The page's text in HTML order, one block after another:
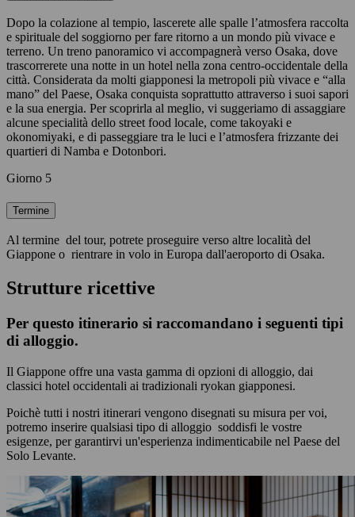
Dopo la colazione al tempio, lascerete alle spalle l’atmosfera raccolta
e spirituale del soggiorno per fare ritorno a un mondo più vivace e
terreno. Un treno panoramico vi accompagnerà verso Osaka, dove
trascorrerete una notte in un hotel nella zona centro-occidentale della
città. Considerata da molti giapponesi la metropoli più vivace e “alla
mano” del Paese, Osaka conquista soprattutto attraverso i suoi sapori
e la sua energia. Per scoprirla al meglio, vi suggeriamo di assaggiare
alcune specialità dello street food locale, come takoyaki e
okonomiyaki, e di passeggiare tra le luci e l’atmosfera frizzante dei
quartieri di Namba e Dotonbori.
Giorno 5
Termine
Al termine del tour, potrete proseguire verso altre località del
Giappone o rientrare in volo in Europa dall'aeroporto di Osaka.
Strutture ricettive
Per questo itinerario si raccomandano i seguenti tipi
di alloggio.
Il Giappone offre una vasta gamma di opzioni di alloggio, dai
classici hotel occidentali ai tradizionali ryokan giapponesi.
Poichè tutti i nostri itinerari vengono disegnati su misura per voi,
potremo inserire qualsiasi tipo di alloggio soddisfi le vostre
esigenze, per garantirvi un'esperienza indimenticabile nel Paese del
Solo Levante.